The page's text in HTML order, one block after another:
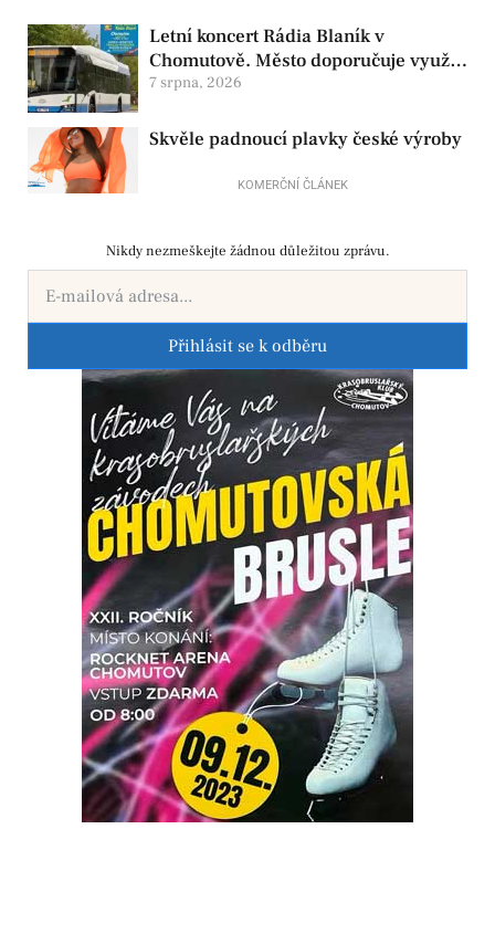
Letní koncert Rádia Blaník v
Chomutově. Město doporučuje využít
MHD
7 srpna, 2026
Skvěle padnoucí plavky české výroby
KOMERČNÍ ČLÁNEK
Nikdy nezmeškejte žádnou důležitou zprávu.
Přihlásit se k odběru